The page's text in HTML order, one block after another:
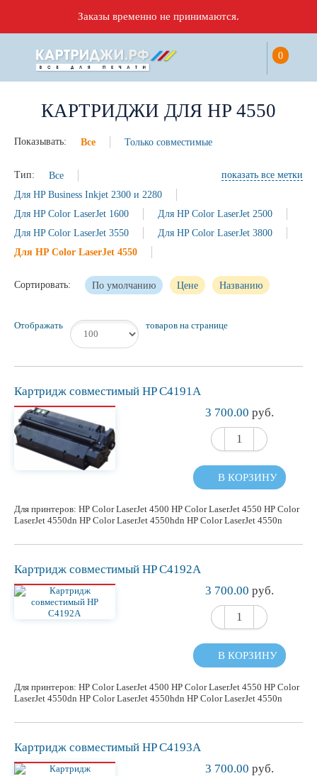
Заказы временно не принимаются.
0
КАРТРИДЖИ ДЛЯ HP 4550
Показывать: Все Только совместимые
показать все метки
Тип:
Все
Для HP Business Inkjet 2300 и 2280
Для HP Color LaserJet 1600
Для HP Color LaserJet 2500
Для HP Color LaserJet 3550
Для HP Color LaserJet 3800
Для HP Color LaserJet 4550
Сортировать: По умолчанию Цене Названию
Отображать товаров на странице
Картридж совместимый HP C4191A
3 700.00 руб.
В КОРЗИНУ
Для принтеров: HP Color LaserJet 4500 HP Color LaserJet 4550 HP Color
LaserJet 4550dn HP Color LaserJet 4550hdn HP Color LaserJet 4550n
Картридж совместимый HP C4192A
3 700.00 руб.
В КОРЗИНУ
Для принтеров: HP Color LaserJet 4500 HP Color LaserJet 4550 HP Color
LaserJet 4550dn HP Color LaserJet 4550hdn HP Color LaserJet 4550n
Картридж совместимый HP C4193A
3 700.00 руб.